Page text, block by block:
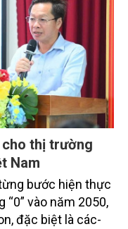
cho thị trường
Nam
bước hiện thực
“0” vào năm 2050,
đặc biệt là các-